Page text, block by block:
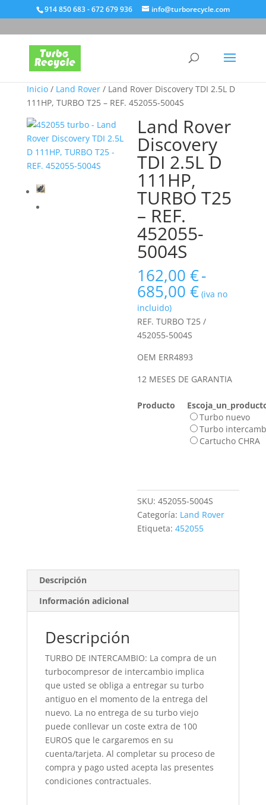
914 850 683 - 672 679 936 info@turborecycle.com
Inicio/ Land Rover/ Land Rover Discovery TDI 2.5L D
111HP, TURBO T25 – REF. 452055-5004S
Land Rover
Discovery
TDI 2.5L D
111HP,
TURBO T25
– REF.
452055-
5004S
162,00€-
685,00€Rango
de
precios:
desde
685,00 €
(iva no
incluido)
REF. TURBO T25 /
452055-5004S
OEM ERR4893
12 MESES DE GARANTIA
Producto
Turbo nuevo
Turbo
Cartucho CHRA
SKU:452055-5004S
Categoría: Land Rover
Etiqueta:452055
Descripción
Información adicional
Descripción
TURBO DE INTERCAMBIO: La compra de un
turbocompresor de intercambio implica
que usted se obliga a entregar su turbo
antiguo en el momento de la entrega del
nuevo. La no entrega de su turbo viejo
puede conllevar un coste extra de 100
EUROS que le cargaremos en su
cuenta/tarjeta. Al completar su proceso de
compra y pago usted acepta las presentes
condiciones contractuales.